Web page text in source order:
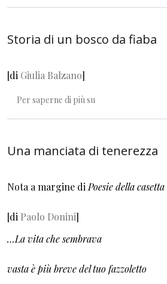
Storia di un bosco da fiaba
[di Giulia Balzano]
Per saperne di più su
Una manciata di tenerezza
Nota a margine di Poesie della casetta
[di Paolo Donini]
…La vita che sembrava
vasta è più breve del tuo fazzoletto